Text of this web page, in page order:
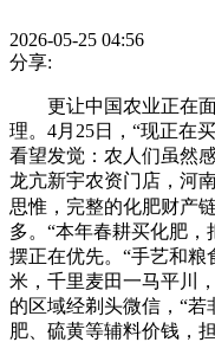
2026-05-25 04:56
分享:
更让中国农业正在面
理。4月25日，“现正在
看望发觉：农人们虽然
龙亢新宇农资门店，河
思惟，完整的化肥财产链
多。“本年春耕买化肥
摆正在优先。“手艺和粮
米，千里麦田一马平川
的区域经剃头微信，“
肥、硫黄等辅料价钱，